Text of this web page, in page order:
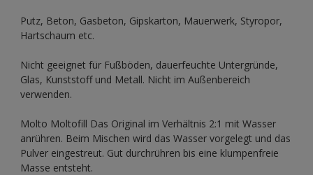
Putz, Beton, Gasbeton, Gipskarton, Mauerwerk, Styropor,
Hartschaum etc.
Nicht geeignet für Fußböden, dauerfeuchte Untergründe,
Glas, Kunststoff und Metall. Nicht im Außenbereich
verwenden.
Molto Moltofill Das Original im Verhältnis 2:1 mit Wasser
anrühren. Beim Mischen wird das Wasser vorgelegt und das
Pulver eingestreut. Gut durchrühren bis eine klumpenfreie
Masse entsteht.